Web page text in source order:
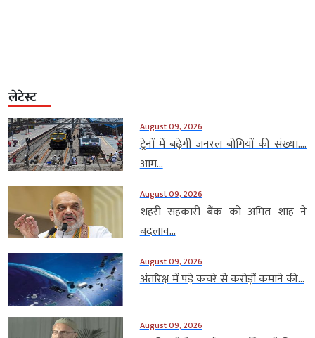
लेटेस्ट
August 09, 2026
ट्रेनों में बढ़ेगी जनरल बोगियों की संख्या….
आम...
August 09, 2026
शहरी सहकारी बैंक को अमित शाह ने
बदलाव...
August 09, 2026
अंतरिक्ष में पड़े कचरे से करोड़ों कमाने की...
August 09, 2026